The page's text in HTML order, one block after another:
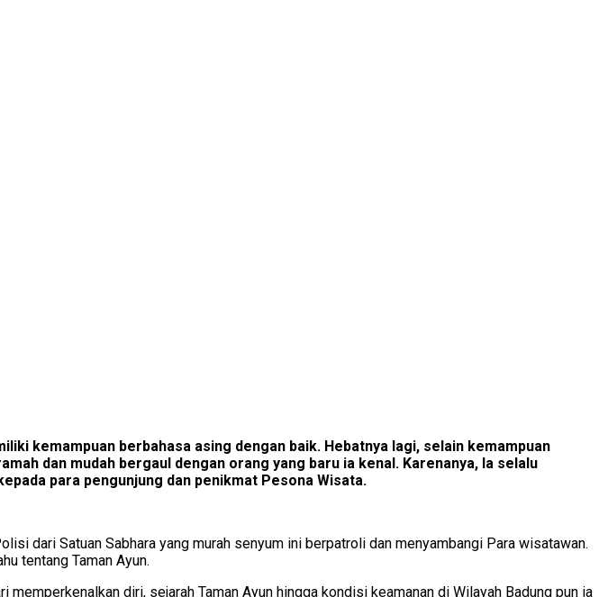
kemampuan berbahasa asing dengan baik. Hebatnya lagi, selain kemampuan
dan mudah bergaul dengan orang yang baru ia kenal. Karenanya, Ia selalu
para pengunjung dan penikmat Pesona Wisata.
dari Satuan Sabhara yang murah senyum ini berpatroli dan menyambangi Para wisatawan.
tentang Taman Ayun.
diri, sejarah Taman Ayun hingga kondisi keamanan di Wilayah Badung pun ia